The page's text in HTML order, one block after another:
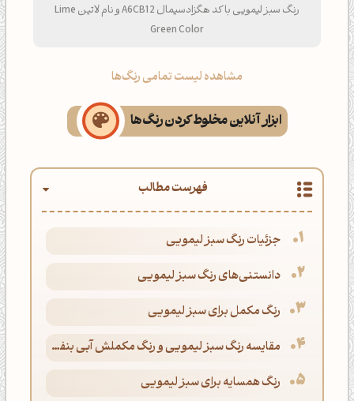
رنگ سبز لیمویی با کد هگزادسیمال A6CB12 و نام لاتین Lime
Green Color
مشاهده لیست تمامی رنگ‌ها
ابزار آنلاین مخلوط کردن رنگ‌ها
فهرست مطالب
جزئیات رنگ سبز لیمویی
دانستنی‌های رنگ سبز لیمویی
رنگ مکمل برای سبز لیمویی
مقایسه رنگ سبز لیمویی و رنگ مکملش آبی بنفش
رنگ همسایه برای سبز لیمویی